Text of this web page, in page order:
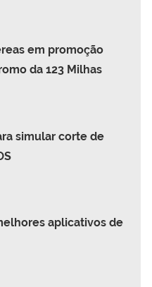
em promoção
da 123 Milhas
simular corte de
aplicativos de